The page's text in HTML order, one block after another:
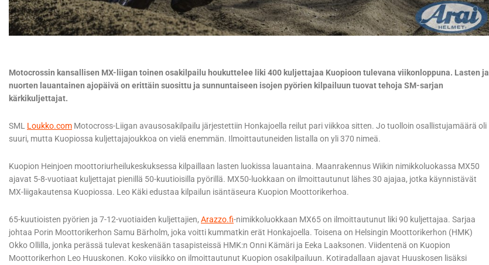
Motocrossin kansallisen MX-liigan toinen osakilpailu houkuttelee liki 400 kuljettajaa Kuopioon tulevana viikonloppuna. Lasten ja
nuorten lauantainen ajopäivä on erittäin suosittu ja sunnuntaiseen isojen pyörien kilpailuun tuovat tehoja SM-sarjan
kärkikuljettajat.
SML Loukko.com Motocross-Liigan avausosakilpailu järjestettiin Honkajoella reilut pari viikkoa sitten. Jo tuolloin osallistujamäärä oli
suuri, mutta Kuopiossa kuljettajajoukkoa on vielä enemmän. Ilmoittautuneiden listalla on yli 370 nimeä.
Kuopion Heinjoen moottoriurheilukeskuksessa kilpaillaan lasten luokissa lauantaina. Maanrakennus Wiikin nimikkoluokassa MX50
ajavat 5-8-vuotiaat kuljettajat pienillä 50-kuutioisilla pyörillä. MX50-luokkaan on ilmoittautunut lähes 30 ajajaa, jotka käynnistävät
MX-liigakautensa Kuopiossa. Leo Käki edustaa kilpailun isäntäseura Kuopion Moottorikerhoa.
65-kuutioisten pyörien ja 7-12-vuotiaiden kuljettajien, Arazzo.fi-nimikkoluokkaan MX65 on ilmoittautunut liki 90 kuljettajaa. Sarjaa
johtaa Porin Moottorikerhon Samu Bärholm, joka voitti kummatkin erät Honkajoella. Toisena on Helsingin Moottorikerhon (HMK)
Okko Ollilla, jonka perässä tulevat keskenään tasapisteissä HMK:n Onni Kämäri ja Eeka Laaksonen. Viidentenä on Kuopion
Moottorikerhon Leo Huuskonen. Koko viisikko on ilmoittautunut Kuopion osakilpailuun. Kotiradallaan ajavat Huuskosen lisäksi